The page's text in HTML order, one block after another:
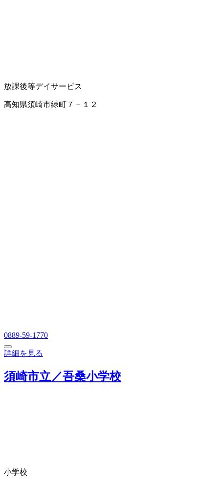
放課後等デイサービス
高知県須崎市緑町７－１２
0889-59-1770
詳細を見る
須崎市立／吾桑小学校
小学校